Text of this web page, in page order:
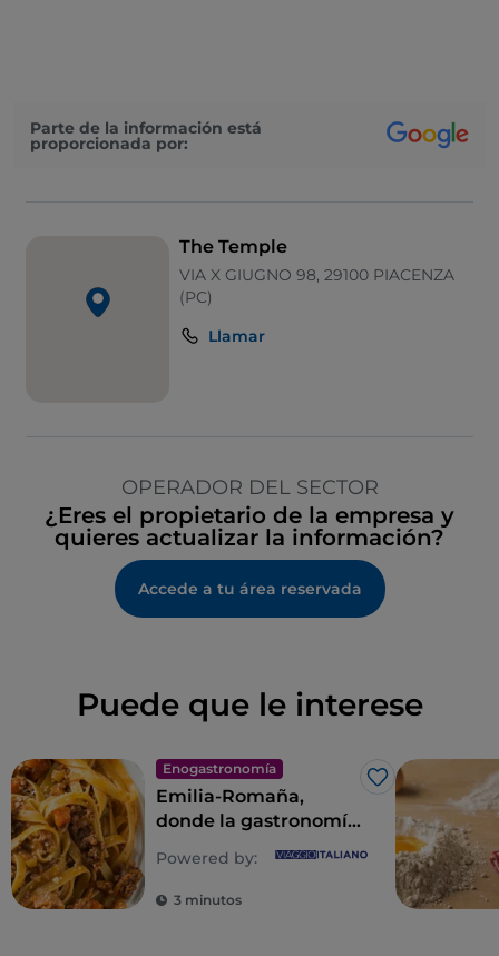
Parte de la información está
proporcionada por:
The Temple
VIA X GIUGNO 98, 29100 PIACENZA
(PC)
Llamar
OPERADOR DEL SECTOR
¿Eres el propietario de la empresa y
quieres actualizar la información?
Accede a tu área reservada
Puede que le interese
Enogastronomía
Me gusta
Emilia-Romaña,
donde la gastronomía
es un imperio de los
sentidos
Powered by:
3 minutos